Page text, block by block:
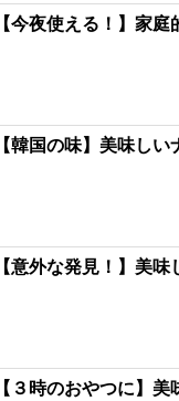
【今夜使える！】家
【韓国の味】美味し
【意外な発見！】美
【３時のおやつに】